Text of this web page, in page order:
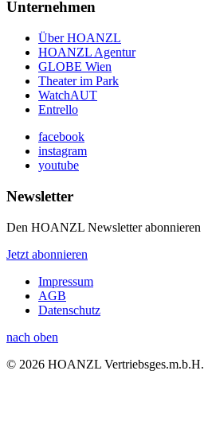
Unternehmen
Über HOANZL
HOANZL Agentur
GLOBE Wien
Theater im Park
WatchAUT
Entrello
facebook
instagram
youtube
Newsletter
Den HOANZL Newsletter abonnieren
Jetzt abonnieren
Impressum
AGB
Datenschutz
nach oben
© 2026 HOANZL Vertriebsges.m.b.H.